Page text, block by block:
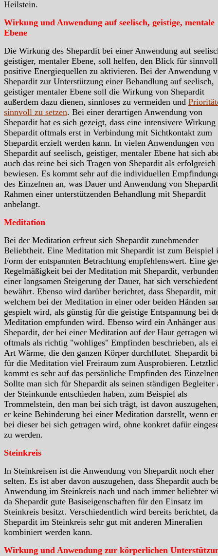
Heilstein.
Wirkung und Anwendung auf seelisch, geistige, mentale
Ebene
Die Wirkung des Shepardit bei einer Anwendung auf
geistiger, mentaler Ebene, soll helfen, den Blick für
positive Energiequellen zu aktivieren. Bei der Anwendung
Shepardit zur Unterstützung einer Behandlung auf seelisch,
geistiger mentaler Ebene soll die Wirkung von Shepardit
außerdem dazu dienen, sinnloses zu vermeiden und
sinnvoll zu setzen. Bei einer derartigen Anwendung von
Shepardit hat es sich gezeigt, dass eine intensivere Wirkung
Shepardit oftmals erst in Verbindung mit Sichtkontakt zum
Shepardit erzielt werden kann. In vielen Anwendungen von
Shepardit auf seelisch, geistiger, mentaler Ebene hat sich
auch das reine bei sich Tragen von Shepardit als erfolgreich
bewiesen. Es kommt sehr auf die individuellen
des Einzelnen an, was Dauer und Anwendung von
Rahmen einer unterstützenden Behandlung mit Shepardit
anbelangt.
Meditation
Bei der Meditation erfreut sich Shepardit zunehmender
Beliebtheit. Eine Meditation mit Shepardit ist zum Beispiel
Form der entspannten Betrachtung empfehlenswert. Eine
Regelmäßigkeit bei der Meditation mit Shepardit,
einer langsamen Steigerung der Dauer, hat sich
bewährt. Ebenso wird darüber berichtet, dass Shepardit, mit
welchem bei der Meditation in einer oder beiden Händen
gespielt wird, als günstig für die geistige Entspannung bei
Meditation empfunden wird. Ebenso wird ein Anhänger aus
Shepardit, der bei einer Meditation auf der Haut getragen
oftmals als richtig "wohliges" Empfinden beschrieben, als
Art Wärme, die den ganzen Körper durchflutet. Shepardit
für die Meditation viel Freiraum zum Ausprobieren.
kommt es sehr auf das persönliche Empfinden des
Sollte man sich für Shepardit als seinen ständigen Begleiter
der Steinkunde entschieden haben, zum Beispiel als
Trommelstein, den man bei sich trägt, ist davon
er keine Behinderung bei einer Meditation darstellt, wenn
bei dieser bei sich getragen wird, ohne konkret dafür
zu werden.
Steinkreis
In Steinkreisen ist die Anwendung von Shepardit noch eher
selten. Es ist aber davon auszugehen, dass Shepardit auch
Anwendung im Steinkreis nach und nach immer beliebter
da Shepardit gute Basiseigenschaften für den Einsatz im
Steinkreis besitzt. Verschiedentlich wird bereits berichtet,
Shepardit im Steinkreis sehr gut mit anderen Mineralien
kombiniert werden kann.
Wirkung und Anwendung zur körperlichen